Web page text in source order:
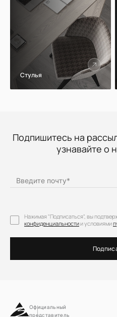
Стулья
Подпишитесь на
узнавайте о
Введите почту*
Нажимая "Подписаться", вы
конфиденциальностии условиями
Официальный
представитель